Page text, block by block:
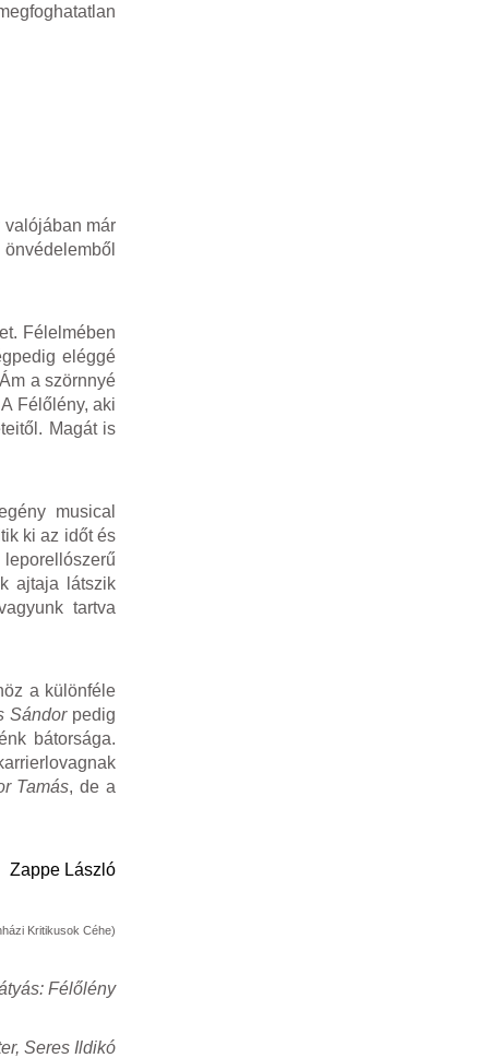
valójában már
Félelmében
eléggé
a szörnnyé
Félőlény, aki
Magát is
musical
ki az időt és
ajtaja látszik
tartva
a különféle
Sándor pedig
bátorsága.
Tamás, de a
Zappe László
Kritikusok Céhe)
Félőlény
Seres Ildikó